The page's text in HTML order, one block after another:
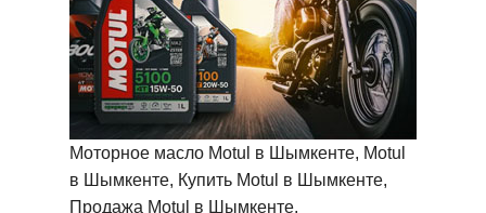
Моторное масло Motul в Шымкенте, Motul
в Шымкенте, Купить Motul в Шымкенте,
Продажа Motul в Шымкенте,